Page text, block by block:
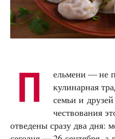
П
ельмени — не
кулинарная
семьи и
чествования
отведены сразу два дня: